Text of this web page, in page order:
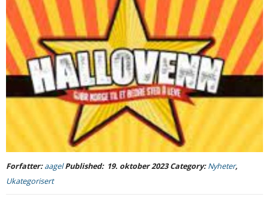
Forfatter:aagelPublished: 19. oktober 2023 Category:Nyheter,
Ukategorisert